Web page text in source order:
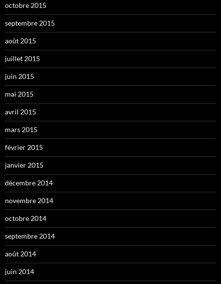
octobre 2015
septembre 2015
août 2015
juillet 2015
juin 2015
mai 2015
avril 2015
mars 2015
février 2015
janvier 2015
décembre 2014
novembre 2014
octobre 2014
septembre 2014
août 2014
juin 2014